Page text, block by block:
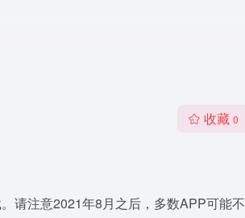
收藏 0
请注意2021年8月之后，多数APP可能不